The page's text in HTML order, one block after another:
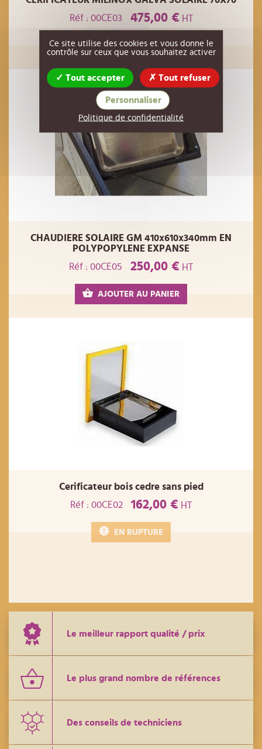
Réf : 00CE03
475,00 € HT
AJOUTER AU PANIER
CHAUDIERE SOLAIRE GM 410x610x340mm EN
POLYPOPYLENE EXPANSE
Réf : 00CE05
250,00 € HT
AJOUTER AU PANIER
Cerificateur bois cedre sans pied
Réf : 00CE02
162,00 € HT
EN RUPTURE
Le meilleur rapport qualité / prix
Le plus grand nombre de références
Des conseils de techniciens
Ce site utilise des cookies et vous donne le
contrôle sur ceux que vous souhaitez activer
Tout accepter Tout refuser
Personnaliser
Politique de confidentialité